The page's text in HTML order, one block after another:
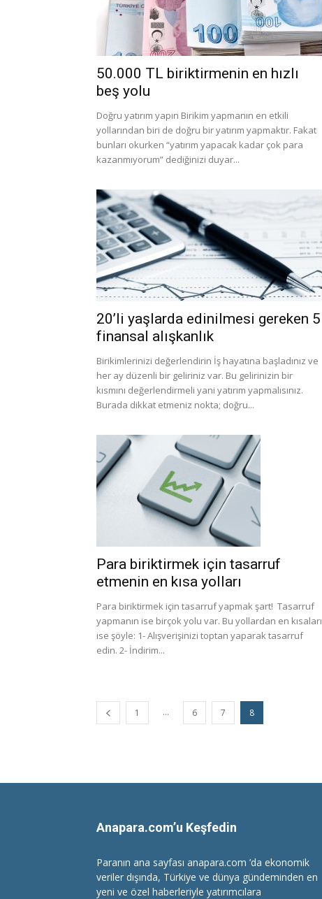
50.000 TL biriktirmenin en hızlı
beş yolu
Doğru yatırım yapın Birikim yapmanın en etkili
yollarından biri de doğru bir yatırım yapmaktır. Fakat
bunları okurken “yatırım yapacak kadar çok para
kazanmıyorum” dediğinizi duyar...
20’li yaşlarda edinilmesi gereken 5
finansal alışkanlık
Birikimlerinizi değerlendirin İş hayatına başladınız ve
her ay düzenli bir geliriniz var. Bu gelirinizin bir
kısmını değerlendirmeli yani yatırım yapmalısınız.
Burada dikkat etmeniz nokta; doğru...
Para biriktirmek için tasarruf
etmenin en kısa yolları
Para biriktirmek için tasarruf yapmak şart! Tasarruf
yapmanın ise birçok yolu var. Bu yollardan en kısaları
ise şöyle: 1- Alışverişinizi toptan yaparak tasarruf
edin. 2- İndirim...
1 ... 6 7 8
Anapara.com’u Keşfedin
Paranın ana sayfası anapara.com ’da ekonomik
veriler dışında, Türkiye ve dünya gündeminden en
yeni ve özel haberleriyle yatırımcılara